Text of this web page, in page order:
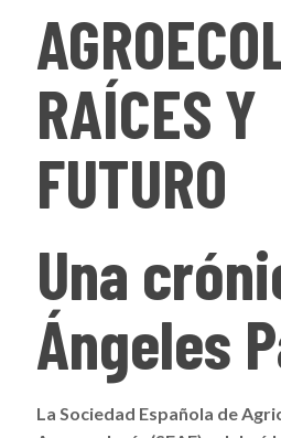
RAÍCES Y
FUTURO
Una
Ángeles
La Sociedad Española de